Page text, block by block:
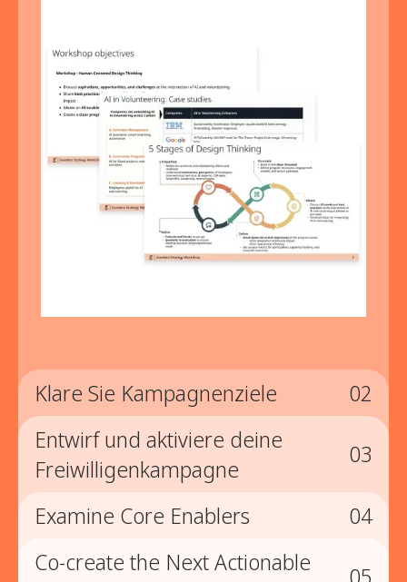
Klare Sie Kampagnenziele 02
02
Definieren Sie klare Ziele, Zielgruppen,
Kampagne.
Entwirf und aktiviere deine
Freiwilligenkampagne
03
03
Entwirf und aktiviere deine
Examine Core Enablers 04
04
Co-create the Next Actionable